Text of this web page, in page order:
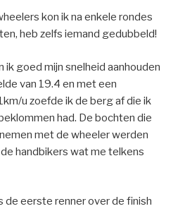
kon ik na enkele rondes
heb zelfs iemand gedubbeld!
ik goed mijn snelheid aanhouden
van 19.4 en met een
u zoefde ik de berg af die ik
had. De bochten die
met de wheeler werden
handbikers wat me telkens
de eerste renner over de finish